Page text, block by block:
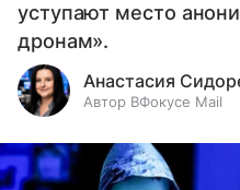
уступают место
дронам».
Анастасия
Автор ВФокусе Mail